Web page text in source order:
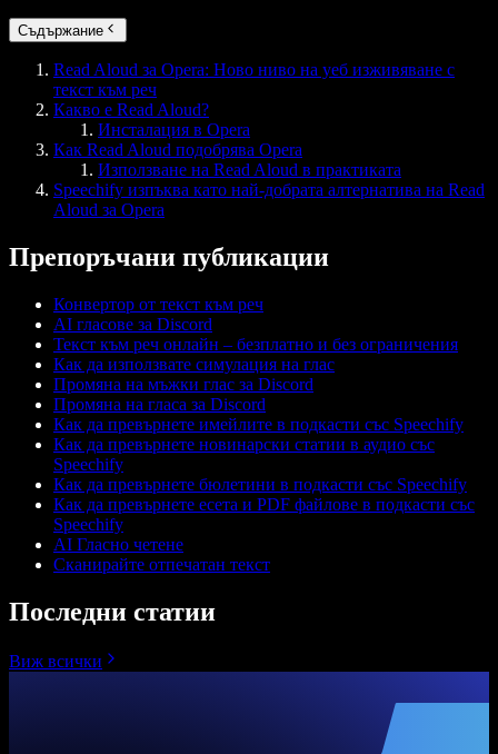
Съдържание
Read Aloud за Opera: Ново ниво на уеб изживяване с
текст към реч
Какво е Read Aloud?
Инсталация в Opera
Как Read Aloud подобрява Opera
Използване на Read Aloud в практиката
Speechify изпъква като най-добрата алтернатива на Read
Aloud за Opera
Препоръчани публикации
Конвертор от текст към реч
AI гласове за Discord
Текст към реч онлайн – безплатно и без ограничения
Как да използвате симулация на глас
Промяна на мъжки глас за Discord
Промяна на гласа за Discord
Как да превърнете имейлите в подкасти със Speechify
Как да превърнете новинарски статии в аудио със
Speechify
Как да превърнете бюлетини в подкасти със Speechify
Как да превърнете есета и PDF файлове в подкасти със
Speechify
AI Гласно четене
Сканирайте отпечатан текст
Последни статии
Виж всички